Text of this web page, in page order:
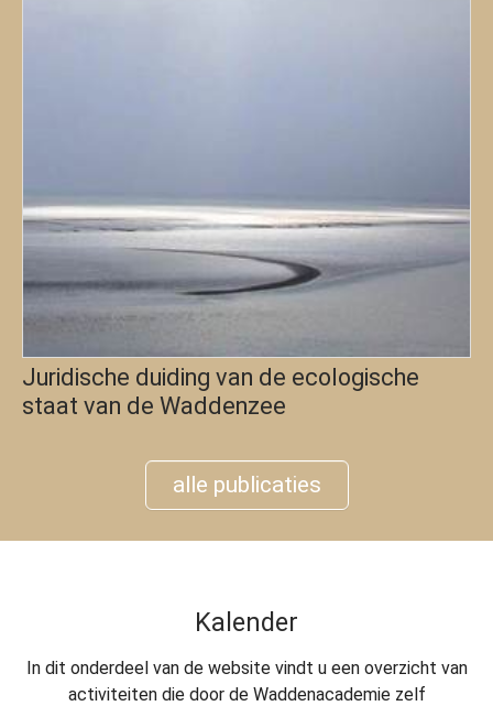
Juridische duiding van de ecologische
staat van de Waddenzee
alle publicaties
Kalender
In dit onderdeel van de website vindt u een overzicht van
activiteiten die door de Waddenacademie zelf